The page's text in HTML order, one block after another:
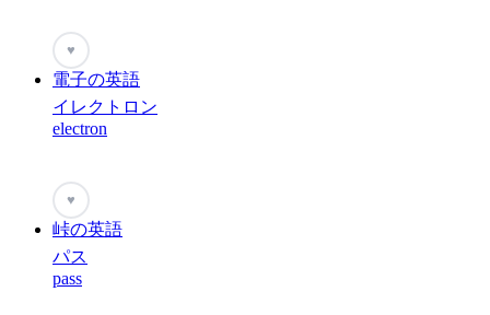
♥
電子の英語
イレクトロン
electron
♥
峠の英語
パス
pass